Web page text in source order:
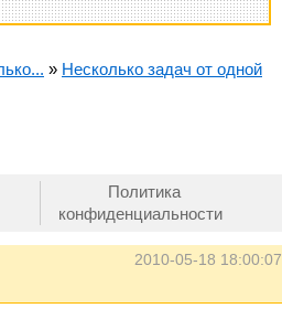
» Несколько задач от одной
Политика
конфиденциальности
2010-05-18 18:00:07